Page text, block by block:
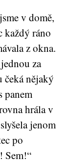
v domě,
každý ráno
z okna.
za
čeká nějaký
panem
hrála v
jenom
po
Sem!“